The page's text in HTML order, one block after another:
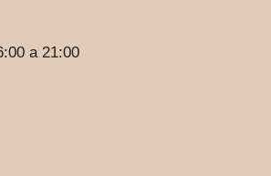
a 21:00